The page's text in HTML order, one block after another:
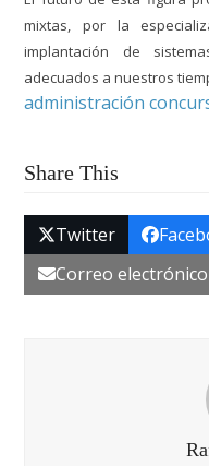
mixtas, por la
implantación de
adecuados a nuestros
administración
Share This
Twitter
Correo electrónico